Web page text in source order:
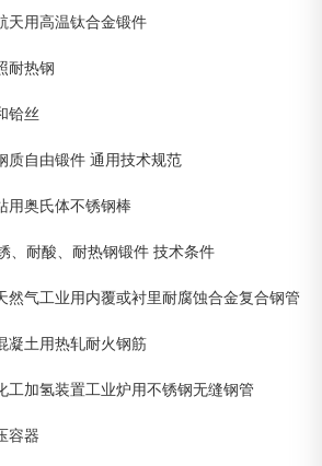
天用高温钛合金锻件
耐热钢
铪丝
质自由锻件 通用技术规范
用奥氏体不锈钢棒
、耐酸、耐热钢锻件 技术条件
然气工业用内覆或衬里耐腐蚀合金复合钢管
凝土用热轧耐火钢筋
工加氢装置工业炉用不锈钢无缝钢管
容器